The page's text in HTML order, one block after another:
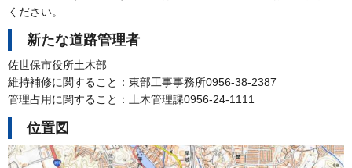
ください。
新たな道路管理者
佐世保市役所土木部
維持補修に関すること：東部工事事務所0956-38-2387
管理占用に関すること：土木管理課0956-24-1111
位置図